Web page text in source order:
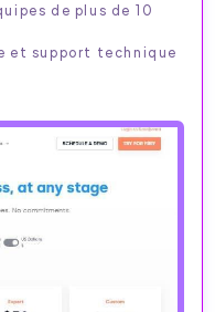
de plus de 10
et support technique